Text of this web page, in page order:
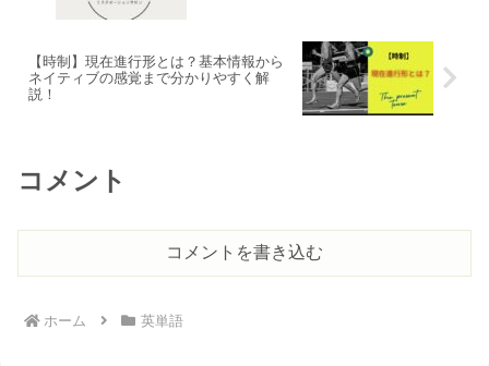
【時制】現在進行形とは？基本情報から
ネイティブの感覚まで分かりやすく解
説！
コメント
コメントを書き込む
ホーム 英単語